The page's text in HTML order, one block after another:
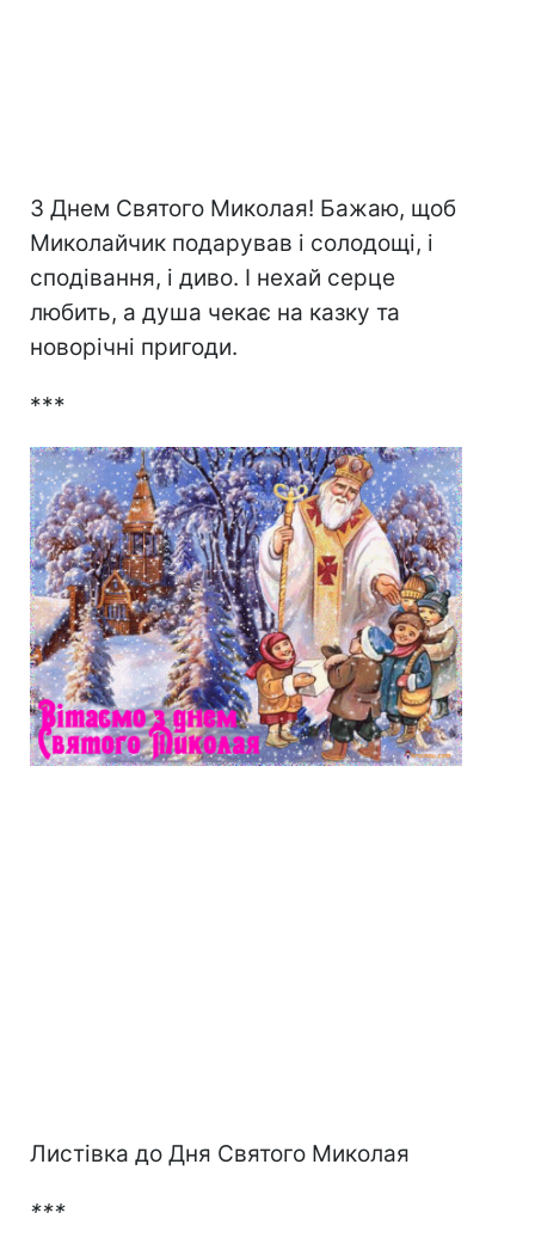
З Днем Святого Миколая! Бажаю, щоб
Миколайчик подарував і солодощі, і
сподівання, і диво. І нехай серце
любить, а душа чекає на казку та
новорічні пригоди.
***
Листівка до Дня Святого Миколая
***